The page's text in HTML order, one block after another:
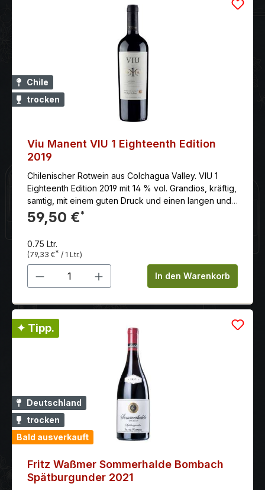
Chile
trocken
Viu Manent VIU 1 Eighteenth Edition
2019
Chilenischer Rotwein aus Colchagua Valley. VIU 1
Eighteenth Edition 2019 mit 14 % vol. Grandios, kräftig,
samtig, mit einem guten Druck und einen langen und
fruchtbetonten Abgang.
59,50 €*
0.75 Ltr.
(79,33 €* / 1 Ltr.)
Produkt Anzahl: Gib denIn den Warenkorb
✦ Tipp.
Deutschland
trocken
Bald ausverkauft
Fritz Waßmer Sommerhalde Bombach
Spätburgunder 2021